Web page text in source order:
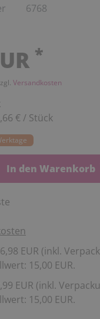
6768
*
Versandkosten
€ / Stück
In den Warenkorb
EUR (inkl.
15,00 EUR.
EUR (inkl.
15,00 EUR.